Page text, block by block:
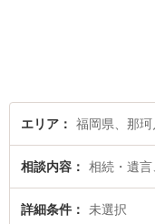
テ
エリア 福岡県、那珂
相談内容 相続・遺
詳細条件 未選択